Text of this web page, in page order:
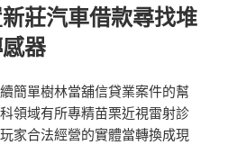
莊汽車借款尋找堆
器
簡單樹林當舖信貸業案件的幫
領域有所專精苗栗近視雷射診
家合法經營的實體當轉換成現